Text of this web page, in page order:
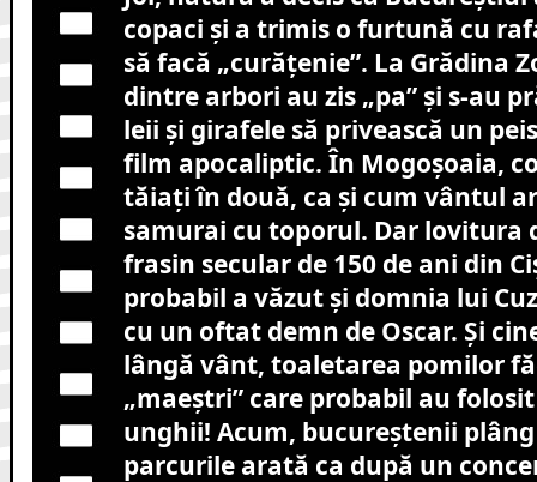
copaci și a trimis o furtună cu
să facă „curățenie”. La Grădina
dintre arbori au zis „pa” și s-au
leii și girafele să privească un
film apocaliptic. În Mogoșoaia,
tăiați în două, ca și cum vântul
samurai cu toporul. Dar lovitura
frasin secular de 150 de ani din
probabil a văzut și domnia lui
cu un oftat demn de Oscar. Și
lângă vânt, toaletarea pomilor
„maeștri” care probabil au
unghii! Acum, bucureștenii
parcurile arată ca după un